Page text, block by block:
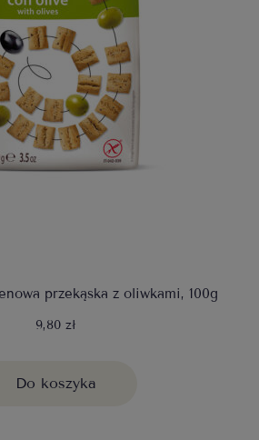
przekąska z oliwkami, 100g
9,80 zł
Do koszyka